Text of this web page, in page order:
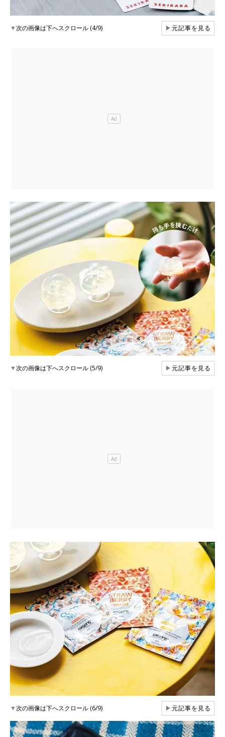
▼次の画像は下へスクロール (4/9) ▶元記事を見る
▼次の画像は下へスクロール (5/9) ▶元記事を見る
▼次の画像は下へスクロール (6/9) ▶元記事を見る